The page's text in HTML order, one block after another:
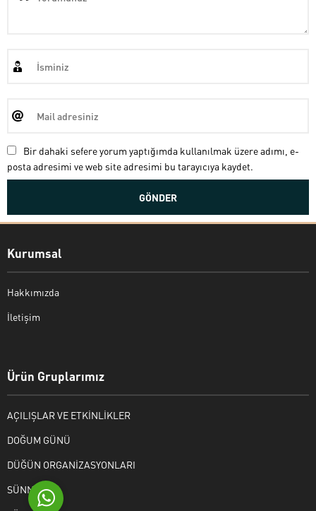
Bir dahaki sefere yorum yaptığımda kullanılmak üzere adımı, e-
posta adresimi ve web site adresimi bu tarayıcıya kaydet.
Kurumsal
Hakkımızda
İletişim
Ürün Gruplarımız
AÇILIŞLAR VE ETKİNLİKLER
DOĞUM GÜNÜ
DÜĞÜN ORGANİZASYONLARI
SÜNNET